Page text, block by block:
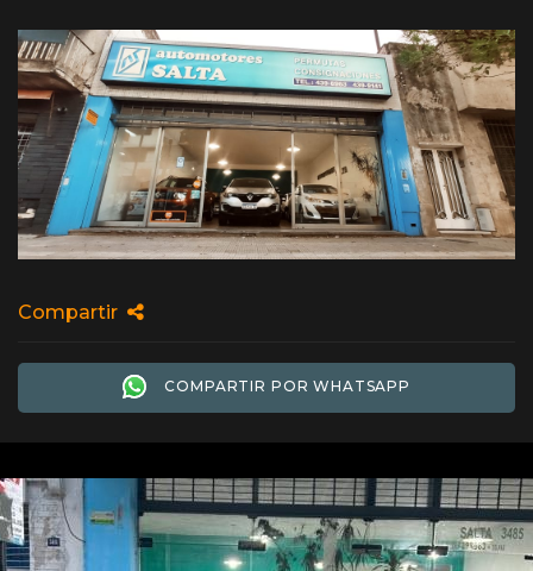
Compartir
COMPARTIR POR WHATSAPP